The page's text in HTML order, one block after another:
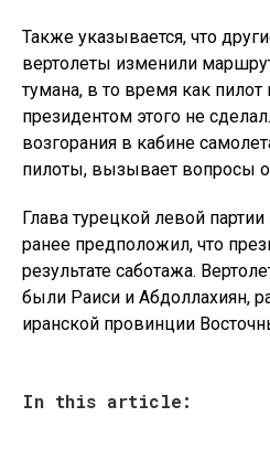
Также указывается, что
вертолеты изменили
тумана, в то время как пилот
президентом этого не
возгорания в кабине
пилоты, вызывает вопросы
Глава турецкой левой
ранее предположил, что
результате саботажа.
были Раиси и Абдоллахиян,
иранской провинции
In this article: